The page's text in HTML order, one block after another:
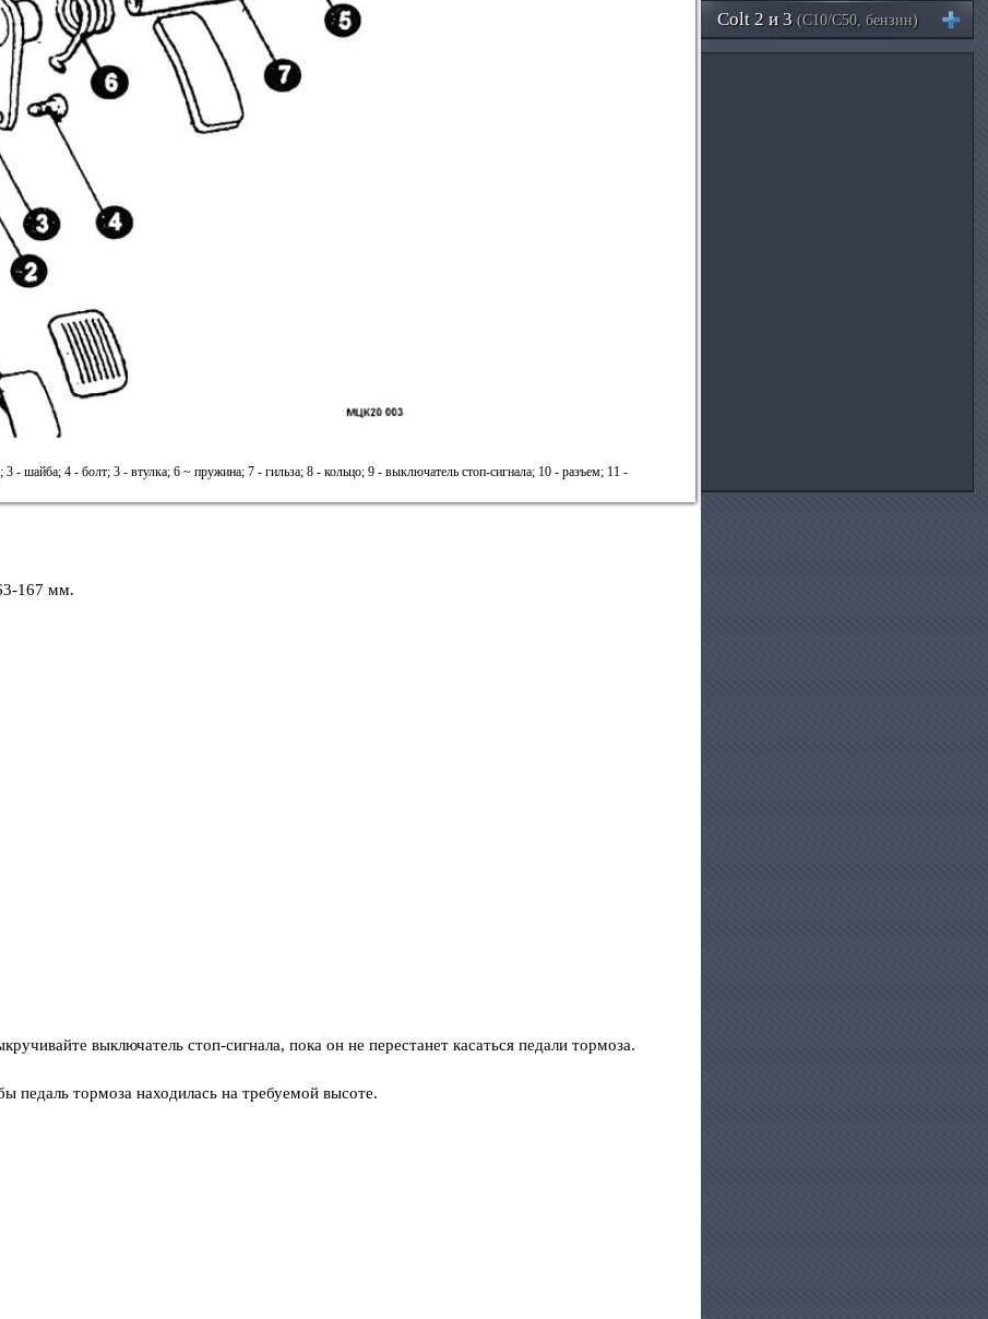
3 - шайба; 4 - болт; 3 - втулка; 6 ~ пружина; 7 - гильза; 8 - кольцо; 9 - выключатель стоп-сигнала; 10 - разъем; 11 -
167 мм.
выключатель стоп-сигнала, пока он не перестанет касаться педали тормоза.
педаль тормоза находилась на требуемой высоте.
Colt 2 и 3 (C10/C50, бензин)